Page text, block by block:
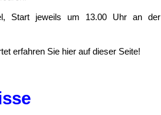
Start jeweils um 13.00 Uhr an der
erfahren Sie hier auf dieser Seite!